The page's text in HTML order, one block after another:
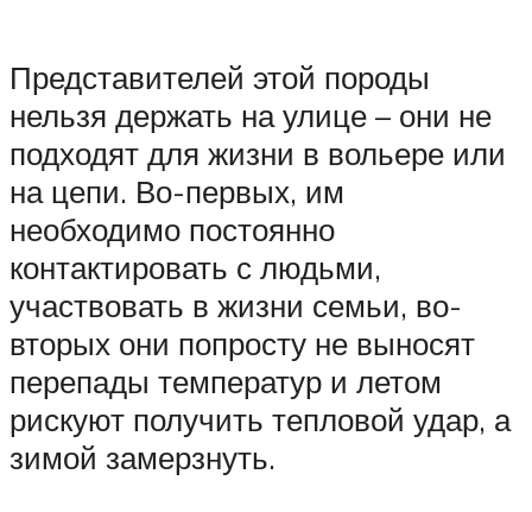
Представителей этой породы
нельзя держать на улице – они не
подходят для жизни в вольере или
на цепи. Во-первых, им
необходимо постоянно
контактировать с людьми,
участвовать в жизни семьи, во-
вторых они попросту не выносят
перепады температур и летом
рискуют получить тепловой удар, а
зимой замерзнуть.